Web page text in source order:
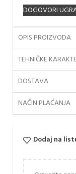
DOGOVORI
OPIS PROIZVODA
TEHNIČKE
DOSTAVA
NAČIN PLAĆANJA
Dodaj na